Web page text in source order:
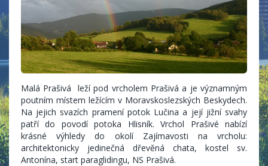
Malá Prašivá leží pod vrcholem Prašivá a je významným
poutním místem ležícím v Moravskoslezských Beskydech.
Na jejich svazích pramení potok Lučina a její jižní svahy
patří do povodí potoka Hlisník. Vrchol Prašivé nabízí
krásné výhledy do okolí Zajímavosti na vrcholu:
architektonicky jedinečná dřevěná chata, kostel sv.
Antonína, start paraglidingu, NS Prašivá.